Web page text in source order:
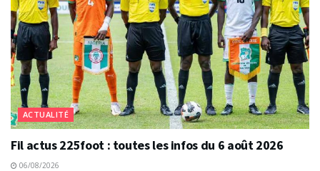
ACTUALITÉ
Fil actus 225foot : toutes les infos du 6 août 2026
06/08/2026